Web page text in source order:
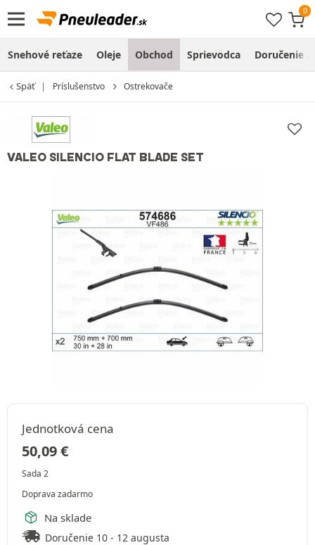
Snehové reťaze Oleje Obchod Sprievodca Doručenie
Späť Príslušenstvo Ostrekovače
VALEO SILENCIO FLAT BLADE SET
Jednotková cena
50,09€
Sada 2
Doprava zadarmo
Na sklade
Doručenie 10 - 12 augusta